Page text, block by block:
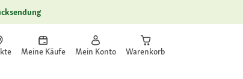
Meine Käufe Mein Konto Warenkorb